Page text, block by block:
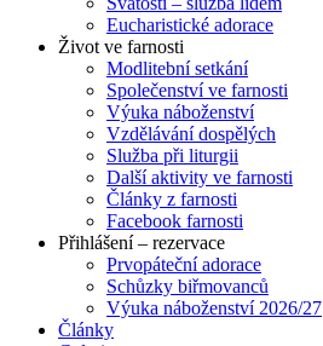
Eucharistické adorace
Život ve farnosti
Modlitební setkání
Společenství ve farnosti
Výuka náboženství
Vzdělávání dospělých
Služba při liturgii
Další aktivity ve farnosti
Články z farnosti
Facebook farnosti
Přihlášení – rezervace
Prvopáteční adorace
Schůzky biřmovanců
Výuka náboženství 2026/27
Články